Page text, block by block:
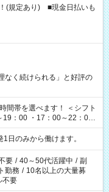
(規定あり) ■現金日払いも
なく続けられる」と好評の
19：00 ・17：00～22：00
：00 など
日のみから働けます。
要 / 40～50代活躍中 / 副
勤務 / 10名以上の大量募
不要